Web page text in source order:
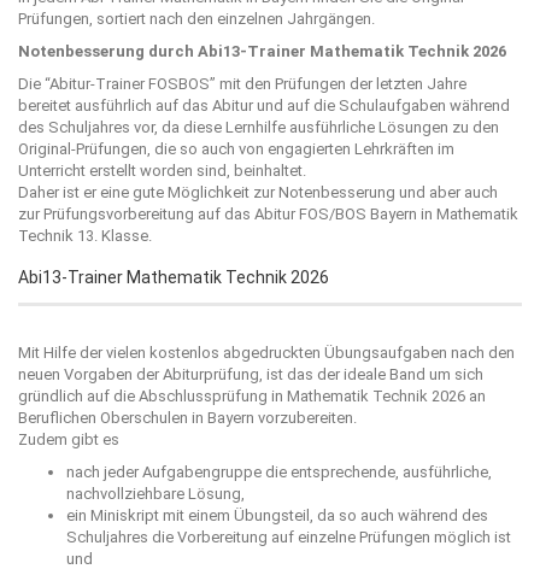
Prüfungen, sortiert nach den einzelnen Jahrgängen.
Notenbesserung durch Abi13-Trainer Mathematik Technik 2026
Die “Abitur-Trainer FOSBOS” mit den Prüfungen der letzten Jahre
bereitet ausführlich auf das Abitur und auf die Schulaufgaben während
des Schuljahres vor, da diese Lernhilfe ausführliche Lösungen zu den
Original-Prüfungen, die so auch von engagierten Lehrkräften im
Unterricht erstellt worden sind, beinhaltet.
Daher ist er eine gute Möglichkeit zur Notenbesserung und aber auch
zur Prüfungsvorbereitung auf das Abitur FOS/BOS Bayern in Mathematik
Technik 13. Klasse.
Abi13-Trainer Mathematik Technik 2026
Mit Hilfe der vielen kostenlos abgedruckten Übungsaufgaben nach den
neuen Vorgaben der Abiturprüfung, ist das der ideale Band um sich
gründlich auf die Abschlussprüfung in Mathematik Technik 2026 an
Beruflichen Oberschulen in Bayern vorzubereiten.
Zudem gibt es
nach jeder Aufgabengruppe die entsprechende, ausführliche,
nachvollziehbare Lösung,
ein Miniskript mit einem Übungsteil, da so auch während des
Schuljahres die Vorbereitung auf einzelne Prüfungen möglich ist
und